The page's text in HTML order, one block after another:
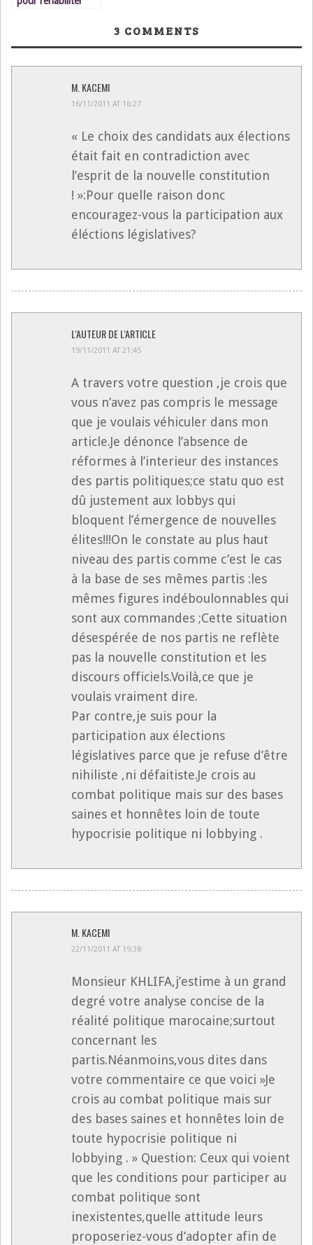
3 COMMENTS
M. KACEMI
16/11/2011 AT 16:27
« Le choix des candidats aux élections
était fait en contradiction avec
l’esprit de la nouvelle constitution
! »:Pour quelle raison donc
encouragez-vous la participation aux
éléctions législatives?
L'AUTEUR DE L'ARTICLE
19/11/2011 AT 21:45
A travers votre question ,je crois que
vous n’avez pas compris le message
que je voulais véhiculer dans mon
article.Je dénonce l’absence de
réformes à l’interieur des instances
des partis politiques;ce statu quo est
dû justement aux lobbys qui
bloquent l’émergence de nouvelles
élites!!!On le constate au plus haut
niveau des partis comme c’est le cas
à la base de ses mêmes partis :les
mêmes figures indéboulonnables qui
sont aux commandes ;Cette situation
désespérée de nos partis ne reflète
pas la nouvelle constitution et les
discours officiels.Voilà,ce que je
voulais vraiment dire.
Par contre,je suis pour la
participation aux élections
législatives parce que je refuse d’être
nihiliste ,ni défaitiste.Je crois au
combat politique mais sur des bases
saines et honnêtes loin de toute
hypocrisie politique ni lobbying .
M. KACEMI
22/11/2011 AT 19:38
Monsieur KHLIFA,j’estime à un grand
degré votre analyse concise de la
réalité politique marocaine;surtout
concernant les
partis.Néanmoins,vous dites dans
votre commentaire ce que voici »Je
crois au combat politique mais sur
des bases saines et honnêtes loin de
toute hypocrisie politique ni
lobbying . » Question: Ceux qui voient
que les conditions pour participer au
combat politique sont
inexistentes,quelle attitude leurs
proposeriez-vous d’adopter afin de